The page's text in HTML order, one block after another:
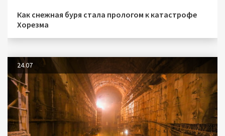
Как снежная буря стала прологом к катастрофе
Хорезма
24.07